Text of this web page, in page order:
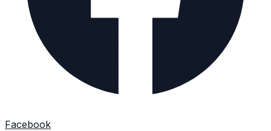
Facebook